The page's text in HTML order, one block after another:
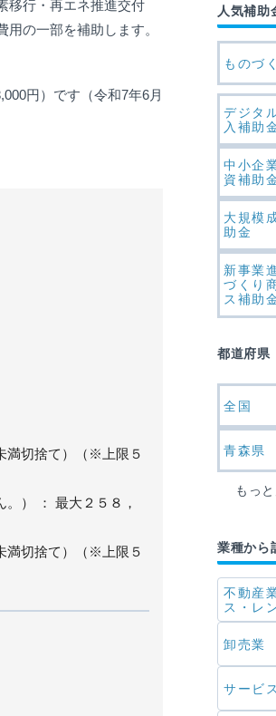
移行・再エネ推進交付
の一部を補助します。
円）です（令和7年6月
満切捨て）（※上限５
） ： 最大２５８，
満切捨て）（※上限５
人気補助
ものづ
デジタ
入補助
中小企
資補助
大規模
助金
新事業
づくり
ス補助
都道府県
全国
青森県
もっ
業種から
不動産
ス・レ
卸売業
サービ